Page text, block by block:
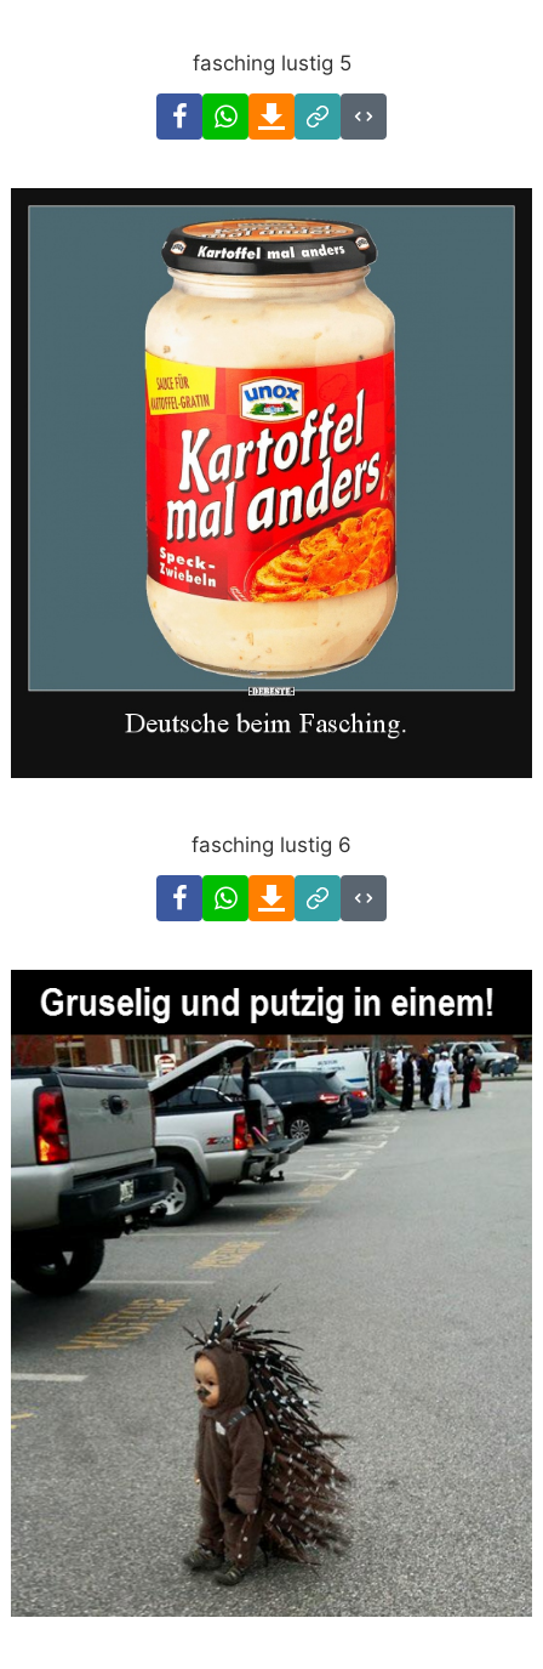
fasching lustig 5
FacebookWhatsAppDownload
Link
Code
fasching lustig 6
FacebookWhatsAppDownload
Link
Code